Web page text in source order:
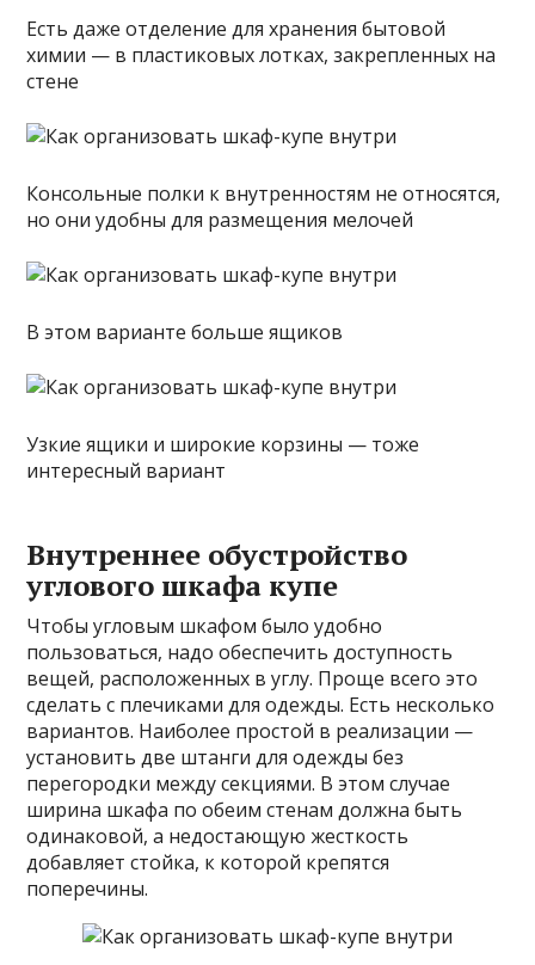
Есть даже отделение для хранения бытовой
химии — в пластиковых лотках, закрепленных на
стене
Консольные полки к внутренностям не относятся,
но они удобны для размещения мелочей
В этом варианте больше ящиков
Узкие ящики и широкие корзины — тоже
интересный вариант
Внутреннее обустройство
углового шкафа купе
Чтобы угловым шкафом было удобно
пользоваться, надо обеспечить доступность
вещей, расположенных в углу. Проще всего это
сделать с плечиками для одежды. Есть несколько
вариантов. Наиболее простой в реализации —
установить две штанги для одежды без
перегородки между секциями. В этом случае
ширина шкафа по обеим стенам должна быть
одинаковой, а недостающую жесткость
добавляет стойка, к которой крепятся
поперечины.